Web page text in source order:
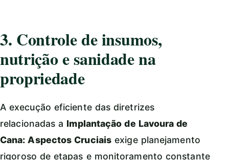
3. Controle de insumos,
nutrição e sanidade na
propriedade
A execução eficiente das diretrizes
relacionadas a Implantação de Lavoura de
Cana: Aspectos Cruciais exige planejamento
rigoroso de etapas e monitoramento constante